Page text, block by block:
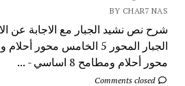
BY CHAR7 NAS
شرح نص نشيد الجبار مع الاجابة عن
الجبار المحور 5 الخامس
محور أحلام ومطامح 8 اساسي - ...
Comments closed